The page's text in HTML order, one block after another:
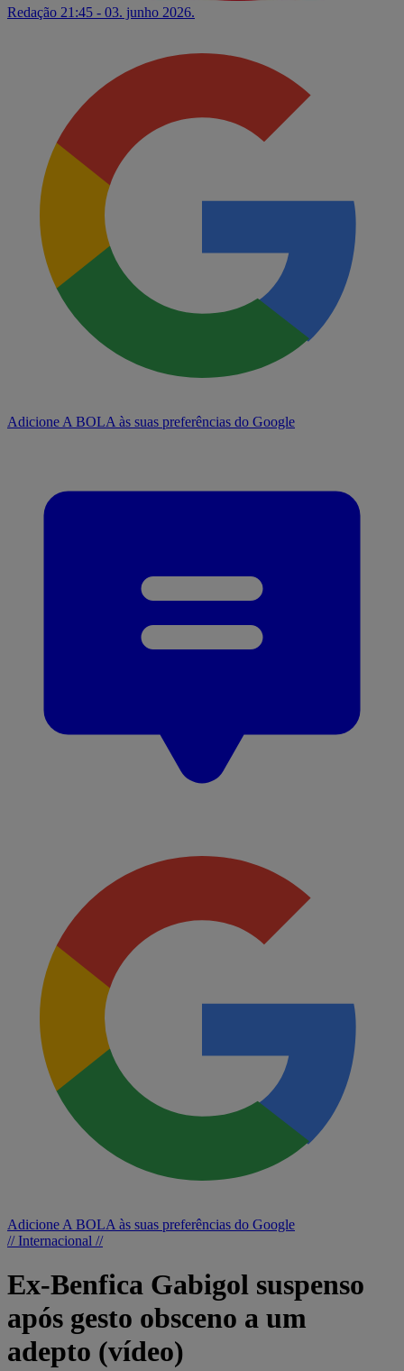
Redação 21:45 - 03. junho 2026.
Adicione A BOLA às suas preferências do Google
Adicione A BOLA às suas preferências do Google
// Internacional //
Ex-Benfica Gabigol suspenso
após gesto obsceno a um
adepto (vídeo)